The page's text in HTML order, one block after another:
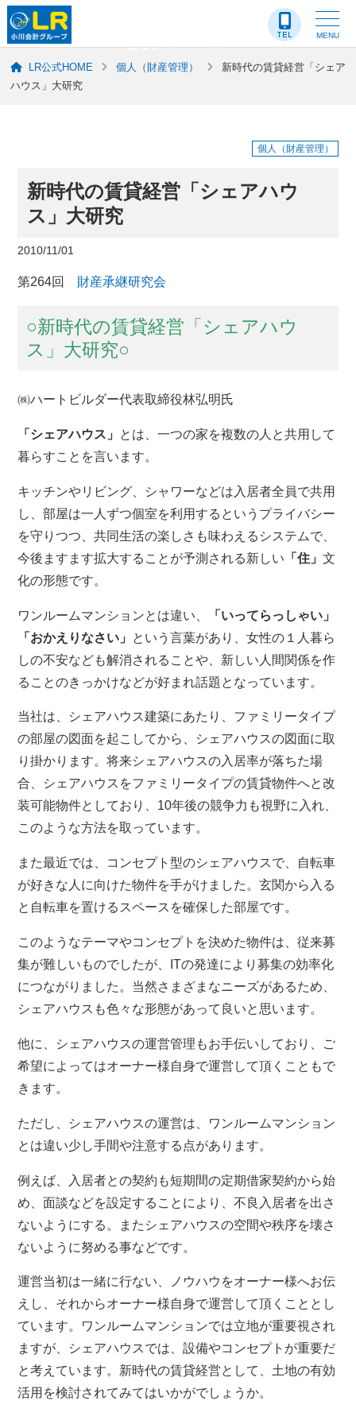
MENU
LR-ブログ
LR公式HOME 個人（財産管理）
新時代の賃貸経営「シェア
ハウス」大研究
個人（財産管理）
新時代の賃貸経営「シェアハウ
ス」大研究
2010/11/01
第264回 財産承継研究会
○新時代の賃貸経営「シェアハウ
ス」大研究○
㈱ハートビルダー代表取締役林弘明氏
「シェアハウス」
とは、一つの家を複数の人と共用して
暮らすことを言います。
キッチンやリビング、シャワーなどは入居者全員で共用
し、部屋は一人ずつ個室を利用するというプライバシー
を守りつつ、共同生活の楽しさも味わえるシステムで、
今後ますます拡大することが予測される新しい 「住」 文
化の形態です。
ワンルームマンションとは違い、
「いってらっしゃい」
「おかえりなさい」
という言葉があり、女性の１人暮ら
しの不安なども解消されることや、新しい人間関係を作
ることのきっかけなどが好まれ話題となっています。
当社は、シェアハウス建築にあたり、ファミリータイプ
の部屋の図面を起こしてから、シェアハウスの図面に取
り掛かります。将来シェアハウスの入居率が落ちた場
合、シェアハウスをファミリータイプの賃貸物件へと改
装可能物件としており、10年後の競争力も視野に入れ、
このような方法を取っています。
また最近では、コンセプト型のシェアハウスで、自転車
が好きな人に向けた物件を手がけました。玄関から入る
と自転車を置けるスペースを確保した部屋です。
このようなテーマやコンセプトを決めた物件は、従来募
集が難しいものでしたが、ITの発達により募集の効率化
につながりました。当然さまざまなニーズがあるため、
シェアハウスも色々な形態があって良いと思います。
他に、シェアハウスの運営管理もお手伝いしており、ご
希望によってはオーナー様自身で運営して頂くこともで
きます。
ただし、シェアハウスの運営は、ワンルームマンション
とは違い少し手間や注意する点があります。
例えば、入居者との契約も短期間の定期借家契約から始
め、面談などを設定することにより、不良入居者を出さ
ないようにする。またシェアハウスの空間や秩序を壊さ
ないように努める事などです。
運営当初は一緒に行ない、ノウハウをオーナー様へお伝
えし、それからオーナー様自身で運営して頂くこととし
ています。ワンルームマンションでは立地が重要視され
ますが、シェアハウスでは、設備やコンセプトが重要だ
と考えています。新時代の賃貸経営として、土地の有効
活用を検討されてみてはいかがでしょうか。